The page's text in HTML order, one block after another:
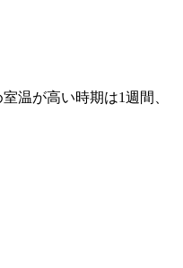
温が高い時期は1週間、